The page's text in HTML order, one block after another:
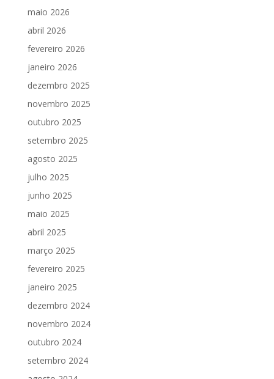
maio 2026
abril 2026
fevereiro 2026
janeiro 2026
dezembro 2025
novembro 2025
outubro 2025
setembro 2025
agosto 2025
julho 2025
junho 2025
maio 2025
abril 2025
março 2025
fevereiro 2025
janeiro 2025
dezembro 2024
novembro 2024
outubro 2024
setembro 2024